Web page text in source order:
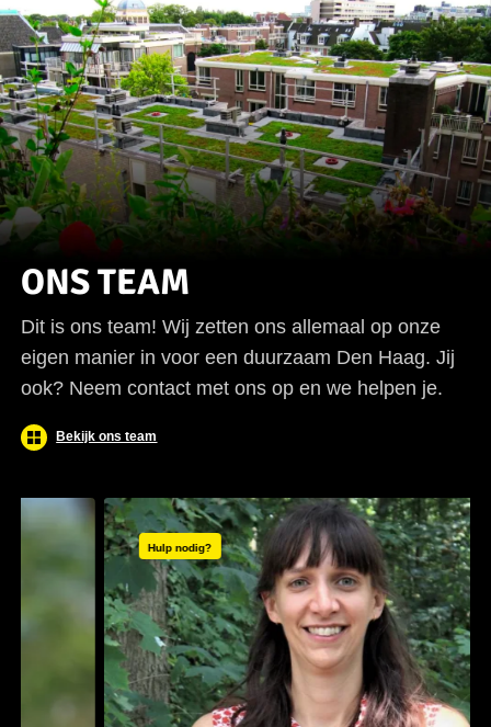
ONS TEAM
Dit is ons team! Wij zetten ons allemaal op onze
eigen manier in voor een duurzaam Den Haag. Jij
ook? Neem contact met ons op en we helpen je.
Bekijk ons team
Hulp nodig?